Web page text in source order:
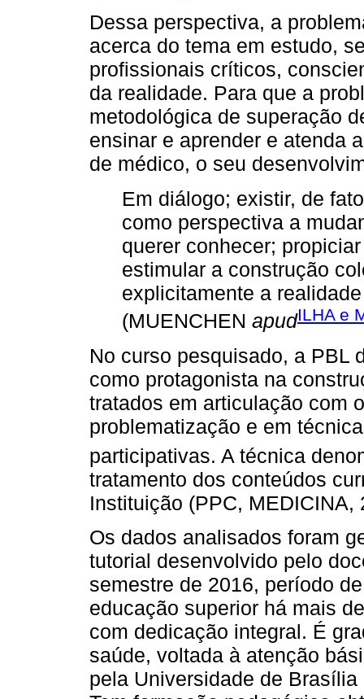
Dessa perspectiva, a
acerca do tema em estudo,
profissionais críticos,
da realidade. Para que a
metodológica de superação
ensinar e aprender e atenda
de médico, o seu
Em diálogo; existir, de
como perspectiva a
querer conhecer;
estimular a construção
explicitamente a
(MUENCHEN apudILHA e
No curso pesquisado, a PBL
como protagonista na
tratados em articulação com
problematização e em
participativas. A técnica
tratamento dos conteúdos
Instituição (PPC, MEDICINA,
Os dados analisados foram
tutorial desenvolvido pelo
semestre de 2016, período
educação superior há mais
com dedicação integral. É
saúde, voltada à atenção
pela Universidade de